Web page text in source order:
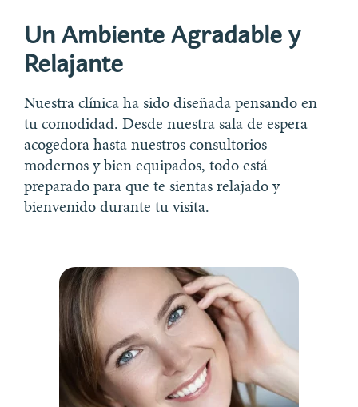
Un Ambiente Agradable y
Relajante
Nuestra clínica ha sido diseñada pensando en
tu comodidad. Desde nuestra sala de espera
acogedora hasta nuestros consultorios
modernos y bien equipados, todo está
preparado para que te sientas relajado y
bienvenido durante tu visita.